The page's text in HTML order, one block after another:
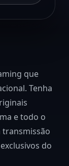
que
Tenha
e todo o
transmissão
do